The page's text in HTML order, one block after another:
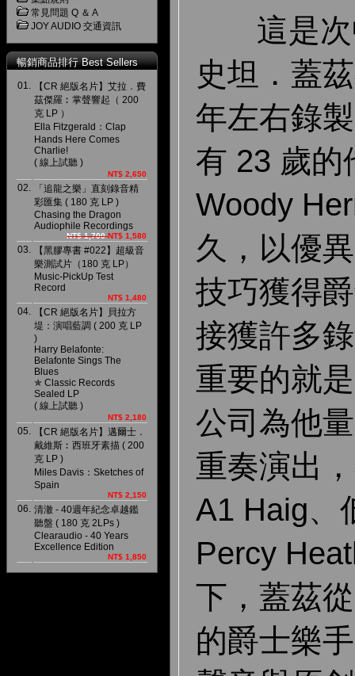
常見問題 Q ＆ A
JOY AUDIO 交通資訊
暢銷商品排行 Best Sellers
01.
【CR 絕版名片】艾拉．費
茲傑羅︰掌聲響起（ 200
克 LP ）
Ella Fitzgerald：Clap
Hands Here Comes
Charlie!
( 線上試聽 )
NT$ 2,650
02.
「追龍之樂」直刻錄音精
彩匯集 ( 180 克 LP )
Chasing the Dragon
Audiophile Recordings
NT$ 1,700NT$ 1,580
03.
【黑膠專書 #022】超級音
樂測試片（180 克 LP）
Music-PickUp Test
Record
NT$ 1,480
04.
【CR 絕版名片】貝拉方
堤：演唱藍調 ( 200 克 LP
)
Harry Belafonte:
Belafonte Sings The
Blues
✯ Classic Records
Sealed LP
( 線上試聽 )
NT$ 2,180
05.
【CR 絕版名片】邁爾士．
戴維斯︰西班牙素描 ( 200
克 LP )
Miles Davis：Sketches of
Spain
NT$ 2,150
06. 清澈 - 40週年紀念卓越鑑
聽盤 ( 180 克 2LPs )
Clearaudio - 40 Years
Excellence Edition
NT$ 1,850
這是次
史坦．蓋
年左右錄
有 23 歲的
Woody
久，以優
技巧獲得
接獲許多
重要的就
公司為他
重奏演出
A1 Haig、
Percy
下，蓋茲
的爵士樂